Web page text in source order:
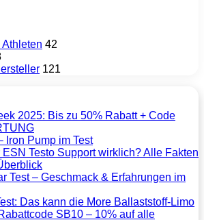
42
121
2025: Bis zu 50% Rabatt + Code
Iron Pump im Test
Testo Support wirklich? Alle Fakten
Test – Geschmack & Erfahrungen im
Das kann die More Ballaststoff-Limo
SB10 – 10% auf alle